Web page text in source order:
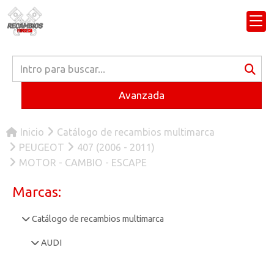
Avanzada
Inicio
Catálogo de recambios multimarca
PEUGEOT
407 (2006 - 2011)
MOTOR - CAMBIO - ESCAPE
Marcas:
Catálogo de recambios multimarca
AUDI